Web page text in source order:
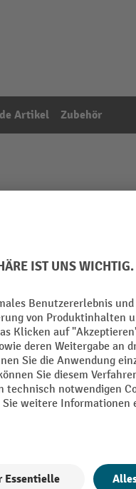
Artikel Zubehör
lfm., Kern-Ø 406
Länge
Material
Oberfläche
Reissfestigkeit
Rollenlänge
Details anzeigen